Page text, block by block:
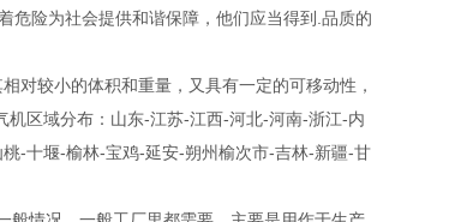
危险为社会提供和谐保障，他们应当得到.品质的
对较小的体积和重量，又具有一定的可移动性，
区域分布：山东-江苏-江西-河北-河南-浙江-内
-十堰-榆林-宝鸡-延安-朔州榆次市-吉林-新疆-甘